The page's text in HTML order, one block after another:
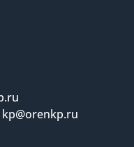
kp@orenkp.ru